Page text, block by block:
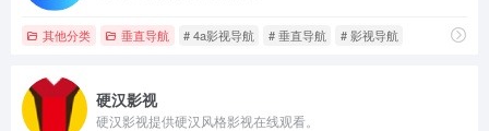
其他分类 垂直导航 # 4a影视导航 # 垂直导航 # 影视导航
硬汉影视
硬汉影视提供硬汉风格影视在线观看。